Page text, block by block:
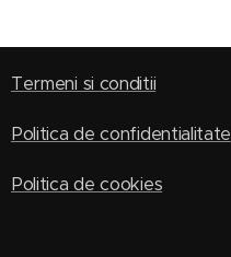
Termeni si conditii
Politica de confidentialitate
Politica de cookies